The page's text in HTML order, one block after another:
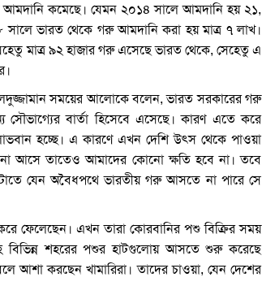
আমদানি কমেছে। যেমন ২০১৪ সালে আমদানি হয় ২১,
ভারত থেকে গরু আমদানি করা হয় মাত্র ৭ লাখ।
মাত্র ৯২ হাজার গরু এসেছে ভারত থেকে, সেহেতু এ
সময়ের আলোকে বলেন, ভারত সরকারের গরু
সৌভাগ্যের বার্তা হিসেবে এসেছে। কারণ এতে করে
হচ্ছে। এ কারণে এখন দেশি উৎস থেকে পাওয়া
আসে তাতেও আমাদের কোনো ক্ষতি হবে না। তবে
যেন অবৈধপথে ভারতীয় গরু আসতে না পারে সে
ফেলেছেন। এখন তারা কোরবানির পশু বিক্রির সময়
বিভিন্ন শহরের পশুর হাটগুলোয় আসতে শুরু করেছে
আশা করছেন খামারিরা। তাদের চাওয়া, যেন দেশের